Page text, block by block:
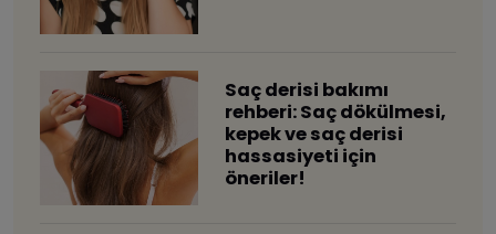
Saç derisi bakımı
rehberi: Saç dökülmesi,
kepek ve saç derisi
hassasiyeti için
öneriler!